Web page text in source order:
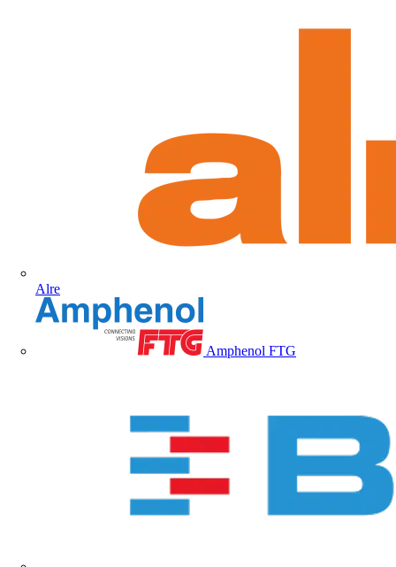
Alre
Amphenol FTG